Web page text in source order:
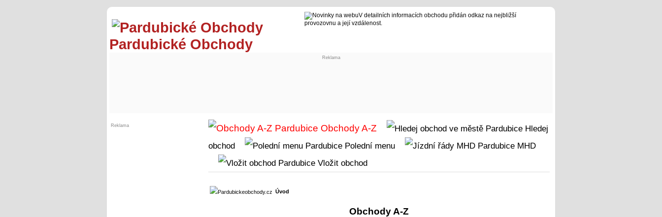
Pardubické Obchody
V detailních informacích obchodu přidán odkaz na nejbližší
provozovnu a její vzdálenost.
Reklama
Reklama Obchody A-Z
Hledej
obchod
Polední menu
MHD
Vložit obchod
Úvod
Obchody A-Z